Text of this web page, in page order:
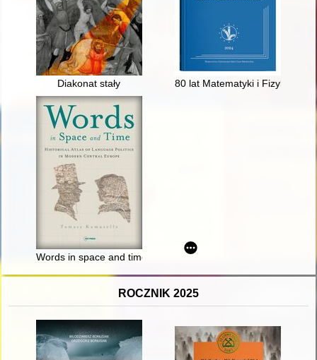
Diakonat stały 80 lat Matematyki i Fizyki na
Words in space and time : a historical atlas of language
ROCZNIK 2025